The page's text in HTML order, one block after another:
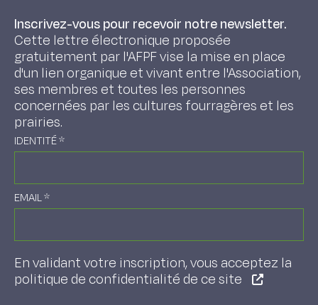
Inscrivez-vous pour recevoir notre newsletter.
Cette lettre électronique proposée
gratuitement par l'AFPF vise la mise en place
d'un lien organique et vivant entre l'Association,
ses membres et toutes les personnes
concernées par les cultures fourragères et les
prairies.
IDENTITÉ*
EMAIL*
En validant votre inscription, vous acceptez la
politique de confidentialité de ce site